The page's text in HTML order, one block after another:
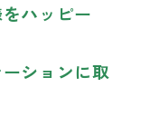
ハッピー
ションに取